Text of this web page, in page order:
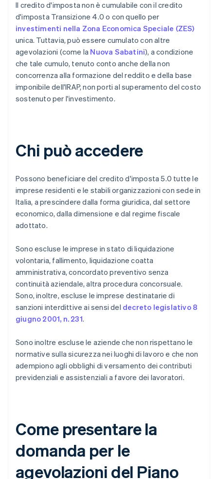
Il credito d'imposta non è cumulabile con il credito
d'imposta Transizione 4.0 o con quello per
investimenti nella Zona Economica Speciale (ZES)
unica. Tuttavia, può essere cumulato con altre
agevolazioni (come la Nuova Sabatini), a condizione
che tale cumulo, tenuto conto anche della non
concorrenza alla formazione del reddito e della base
imponibile dell'IRAP, non porti al superamento del costo
sostenuto per l'investimento.
Chi può accedere
Possono beneficiare del credito d'imposta 5.0 tutte le
imprese residenti e le stabili organizzazioni con sede in
Italia, a prescindere dalla forma giuridica, dal settore
economico, dalla dimensione e dal regime fiscale
adottato.
Sono escluse le imprese in stato di liquidazione
volontaria, fallimento, liquidazione coatta
amministrativa, concordato preventivo senza
continuità aziendale, altra procedura concorsuale.
Sono, inoltre, escluse le imprese destinatarie di
sanzioni interdittive ai sensi del decreto legislativo 8
giugno 2001, n. 231.
Sono inoltre escluse le aziende che non rispettano le
normative sulla sicurezza nei luoghi di lavoro e che non
adempiono agli obblighi di versamento dei contributi
previdenziali e assistenziali a favore dei lavoratori.
Come presentare la
domanda per le
agevolazioni del Piano